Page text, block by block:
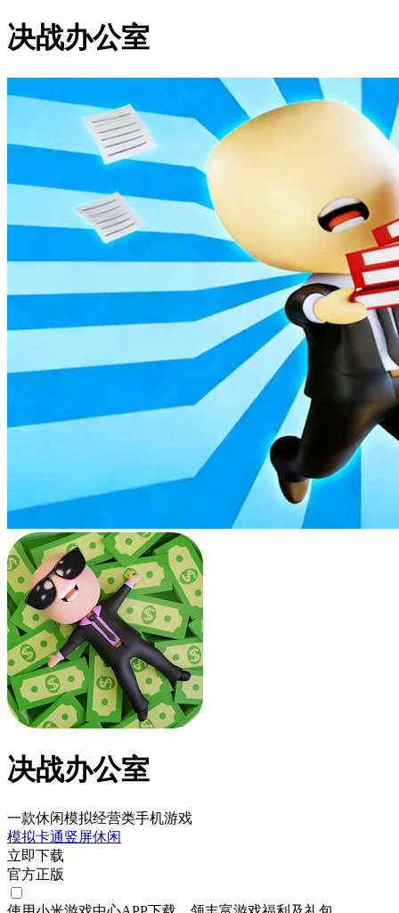
决战办公室
决战办公室
一款休闲模拟经营类手机游戏
模拟卡通竖屏休闲
立即下载
官方正版